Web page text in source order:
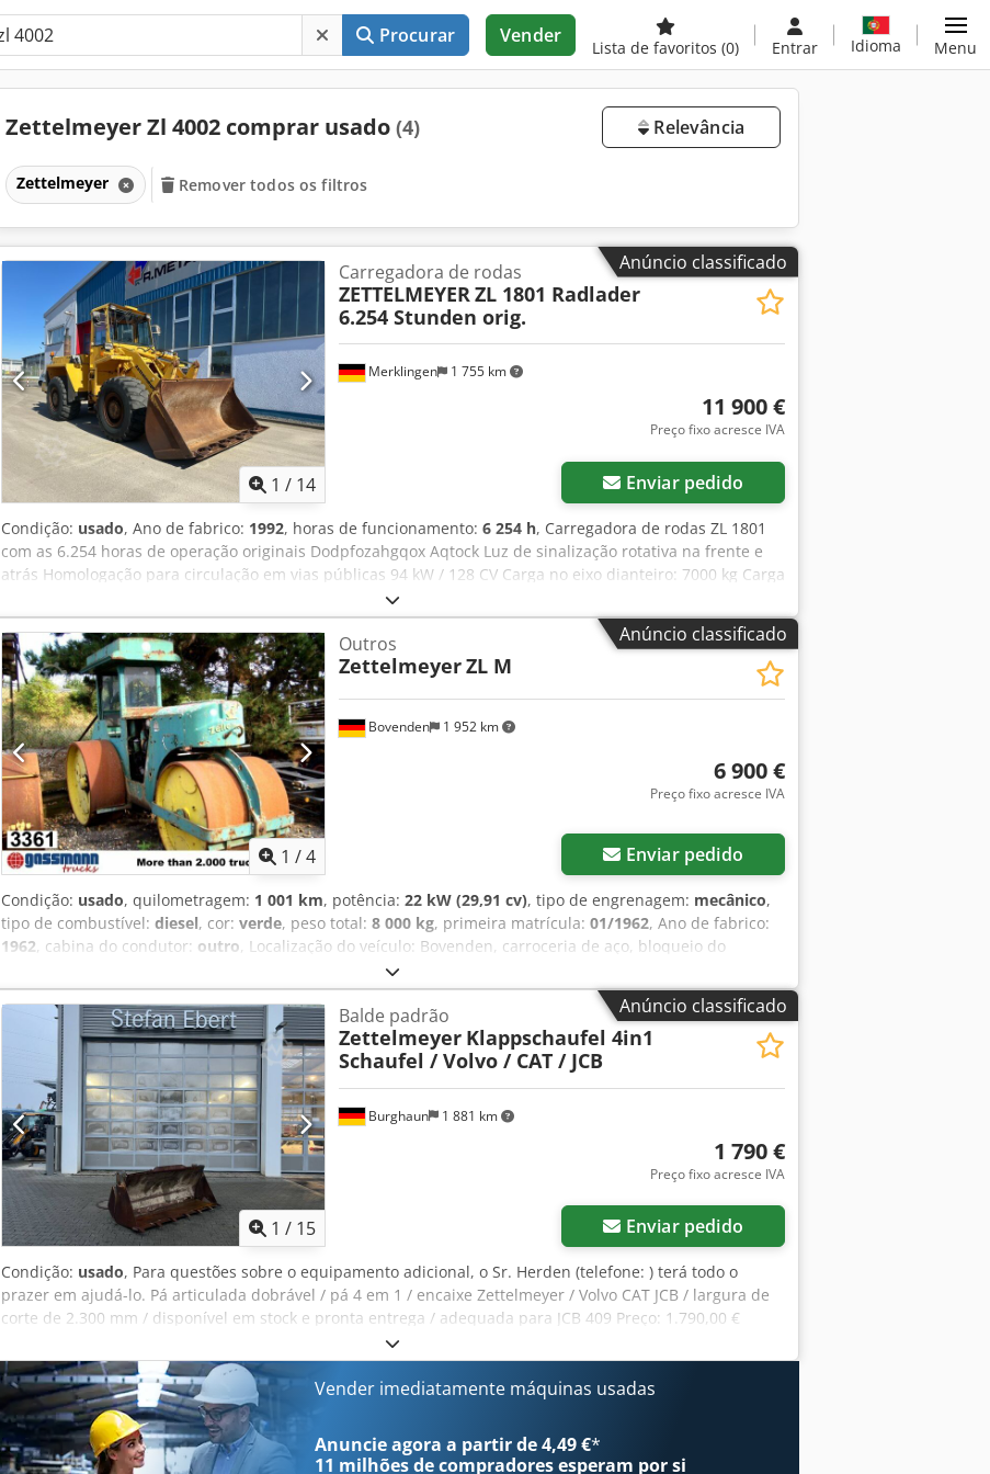
Procurar Vender
Lista de favoritos (0) Entrar Idioma Menu
Zettelmeyer Zl 4002 comprar usado (4) Relevância
Zettelmeyer Remover todos os filtros
Anúncio classificado
1 / 14
Merklingen 1 755 km
Carregadora de rodas
ZETTELMEYER ZL 1801 Radlader
6.254 Stunden orig.
11 900 €
Preço fixo acresce IVA
Enviar pedido
Condição: usado, Ano de fabrico: 1992, horas de funcionamento: 6 254 h, Carregadora de rodas ZL 1801
com as 6.254 horas de operação originais Dodpfozahgqox Aqtock Luz de sinalização rotativa na frente e
atrás Homologação para circulação em vias públicas 94 kW / 128 CV Carga no eixo dianteiro: 7000 kg Carga
no eixo traseiro: 6000 kg Carregadora de rodas em bom estado geral, totalmente funcional. Não nos
responsabilizamos por erros de digitação ou transmissão de dados. Salvo erro e venda prévia. Compra
diária em dinheiro de veículos comerciais usados, máquinas de construção, reboques e semirreboques
fabricados entre 2000 e 2026. Entrega possível em todo o território nacional.
Anúncio classificado
1 /4
Bovenden 1 952 km
Outros
ZettelmeyerZL M
6 900 €
Preço fixo acresce IVA
Enviar pedido
Condição: usado, quilometragem: 1 001 km, potência: 22 kW (29,91 cv), tipo de engrenagem: mecânico,
tipo de combustível: diesel, cor: verde, peso total: 8 000 kg, primeira matrícula: 01/1962, Ano de fabrico:
1962, cabina do condutor: outro, Localização do veículo: Bovenden, carroceria de aço, bloqueio do
diferencial. Motor Deutz de 2 cilindros, 4.206 horas de operação. As informações sobre acessórios são
fornecidas sem garantia; alterações, venda intermediária e erros reservados! Dcedpfx Aqovhhgiotsk
Anúncio classificado
1 / 15
Burghaun 1 881 km
Balde padrão
Zettelmeyer Klappschaufel 4in1
Schaufel / Volvo / CAT / JCB
1 790 €
Preço fixo acresce IVA
Enviar pedido
Condição: usado, Para questões sobre o equipamento adicional, o Sr. Herden (telefone: ) terá todo o
prazer em ajudá-lo. Pá articulada dobrável / pá 4 em 1 / encaixe Zettelmeyer / Volvo CAT JCB / largura de
corte de 2.300 mm / disponível em stock e pronta entrega / adequada para JCB 409 Preço: 1.790,00 €
(líquido) / 2.130,10 € (bruto) - Largura de corte (mm): 2.300 Equipamento: - Inclui encaixe Zettelmeyer,
adequado para JCB 409 / CAT / Volvo No nosso armazém, temos uma vasta seleção de equipamentos
adicionais, disponíveis para entrega imediata! O Sr. Herden (telefone: ) terá todo o prazer em ajudá-lo. Se
desejar, podemos apresentar uma proposta de financiamento. Somos parceiros oficiais de distribuição e
serviços da Westtech. Somos parceiros oficiais de distribuição e serviços da Gierking GMT. Somos
parceiros oficiais de distribuição e serviços da OilQuick. Somos parceiros oficiais de distribuição e serviços
Vender imediatamente máquinas usadas
Anuncie agora a partir de 4,49 €*
11 milhões de compradoresesperam por si